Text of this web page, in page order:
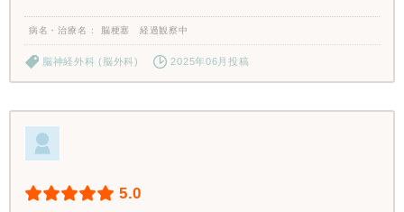
病名・治療名 脳梗塞 経過観察中
脳神経外科 (脳外科) 2025年06月投稿
5.0